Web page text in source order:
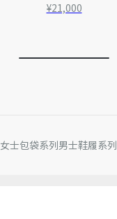
¥21,000
女士包袋系列男士鞋履系列